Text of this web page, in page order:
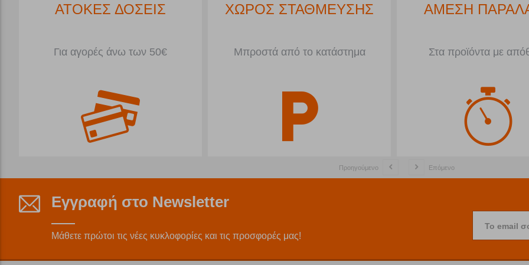
ΑΤΟΚΕΣ ΔΟΣΕΙΣ
Για αγορές άνω των 50€
ΧΩΡΟΣ ΣΤΑΘΜΕΥΣΗΣ
Μπροστά από το κατάστημα
ΑΜΕΣΗ
Στα προϊόντα με
Προηγούμενο Επόμενο
Εγγραφή στο Newsletter
Μάθετε πρώτοι τις νέες κυκλοφορίες και τις προσφορές μας!
Το email